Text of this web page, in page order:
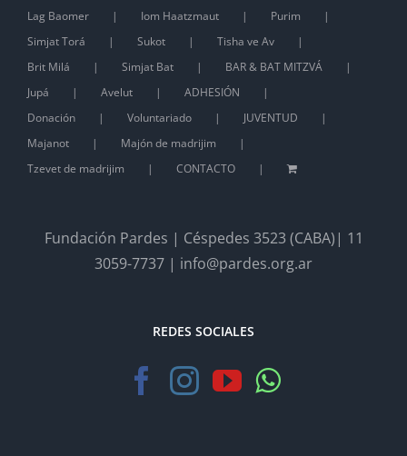
Lag Baomer
Iom Haatzmaut
Purim
Simjat Torá
Sukot
Tisha ve Av
Brit Milá
Simjat Bat
BAR & BAT MITZVÁ
Jupá
Avelut
ADHESIÓN
Donación
Voluntariado
JUVENTUD
Majanot
Majón de madrijim
Tzevet de madrijim
CONTACTO
Fundación Pardes | Céspedes 3523 (CABA)| 11
3059-7737 | info@pardes.org.ar
REDES SOCIALES